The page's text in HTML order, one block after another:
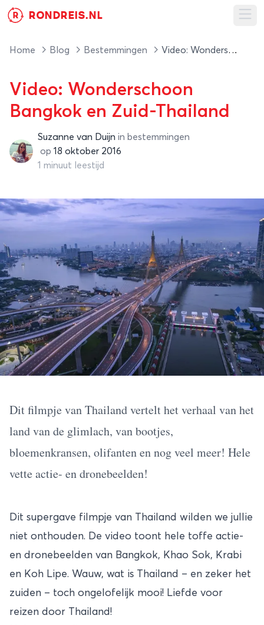
R RONDREIS.NL
Home Blog Bestemmingen Video: Wonderschoon Bangkok en Zuid-Thailand
Video: Wonderschoon
Bangkok en Zuid-Thailand
Suzanne van Duijn
Suzanne van Duijn in bestemmingen
op 18 oktober 2016
1 minuut leestijd
Dit filmpje van Thailand vertelt het verhaal van het
land van de glimlach, van bootjes,
bloemenkransen, olifanten en nog veel meer! Hele
vette actie- en dronebeelden!
Dit supergave filmpje van Thailand wilden we jullie
niet onthouden. De video toont hele toffe actie-
en dronebeelden van Bangkok, Khao Sok, Krabi
en Koh Lipe. Wauw, wat is Thailand – en zeker het
zuiden – toch ongelofelijk mooi! Liefde voor
reizen door Thailand!